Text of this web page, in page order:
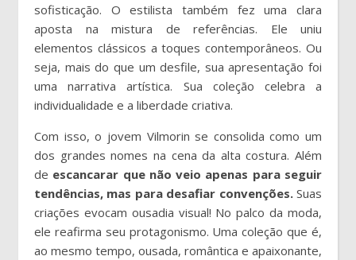
sofisticação. O estilista também fez uma clara
aposta na mistura de referências. Ele uniu
elementos clássicos a toques contemporâneos. Ou
seja, mais do que um desfile, sua apresentação foi
uma narrativa artística. Sua coleção celebra a
individualidade e a liberdade criativa.
Com isso, o jovem Vilmorin se consolida como um
dos grandes nomes na cena da alta costura. Além
de escancarar que não veio apenas para seguir
tendências, mas para desafiar convenções. Suas
criações evocam ousadia visual! No palco da moda,
ele reafirma seu protagonismo. Uma coleção que é,
ao mesmo tempo, ousada, romântica e apaixonante,